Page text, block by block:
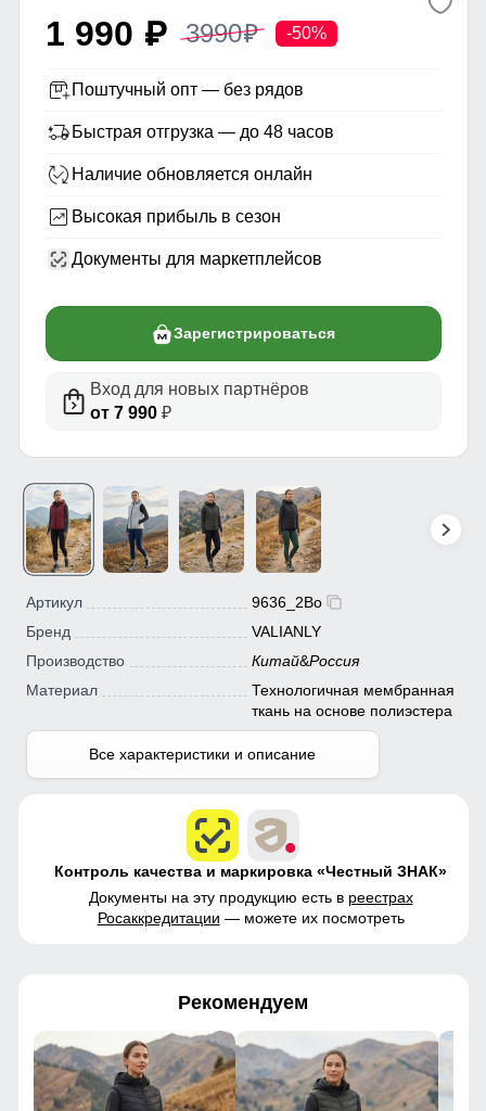
1 990 p 3990p -50%
Поштучный опт — без рядов
Быстрая отгрузка — до 48 часов
Наличие обновляется онлайн
Высокая прибыль в сезон
Документы для маркетплейсов
Зарегистрироваться
Вход для новых партнёров
от 7 990₽
Артикул
9636_2Bo
Бренд
VALIANLY
Производство
Китай&Россия
Материал
Технологичная мембранная
ткань на основе полиэстера
Все характеристики и описание
Контроль качества и маркировка «Честный ЗНАК»
Документы на эту продукцию есть в реестрах
Росаккредитации — можете их посмотреть
Рекомендуем